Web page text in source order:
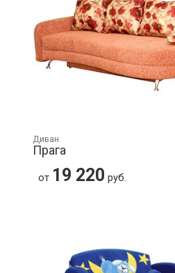
Диван
Прага
от 19 220 руб.